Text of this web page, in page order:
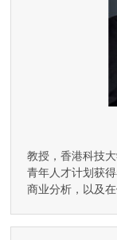
教授，香港科技
青年人才计划获
商业分析，以及